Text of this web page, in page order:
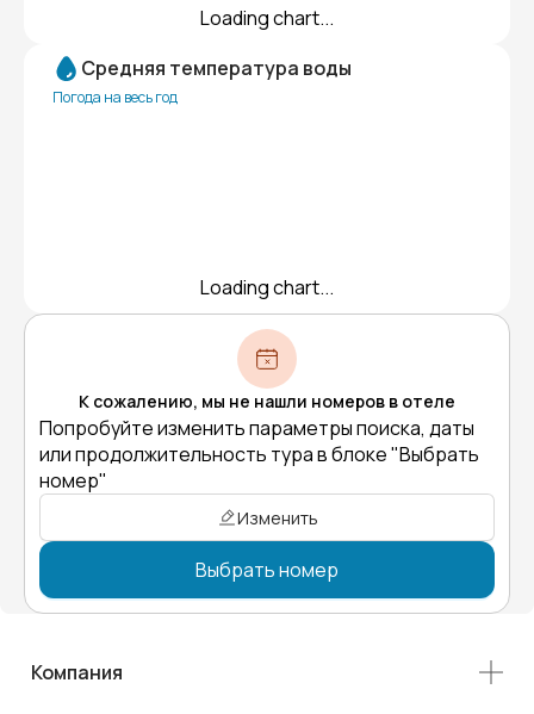
Loading chart...
Средняя температура воды
Погода на весь год
Loading chart...
К сожалению, мы не нашли номеров в отеле
Попробуйте изменить параметры поиска, даты
или продолжительность тура в блоке "Выбрать
номер"
Изменить
Выбрать номер
Компания